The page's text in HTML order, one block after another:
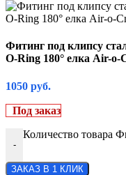
Фитинг под клипсу
O-Ring 180° елка Air-o-
1050 руб.
Под заказ
-
Количество товара
ЗАКАЗ В 1 КЛИК